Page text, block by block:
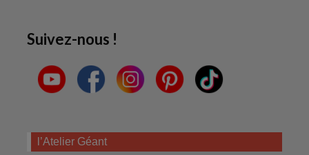
Suivez-nous !
l’Atelier Géant